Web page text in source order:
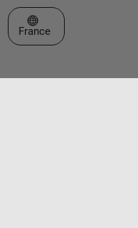
Sélectionner un site web
France